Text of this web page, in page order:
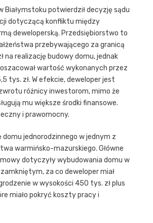
Białymstoku potwierdził decyzję sądu
dotyczącą konfliktu między
deweloperską. Przedsiębiorstwo to
przebywającego za granicą
na realizację budowy domu, jednak
wartość wykonanych przez
tys. zł. W efekcie, deweloper jest
różnicy inwestorom, mimo że
mu większe środki finansowe.
i prawomocny.
domu jednorodzinnego w jednym z
warmińsko-mazurskiego. Główne
dotyczyły wybudowania domu w
za co deweloper miał
w wysokości 450 tys. zł plus
miało pokryć koszty pracy i